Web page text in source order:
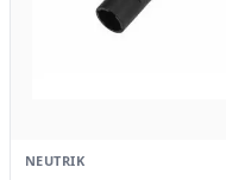
NEUTRIK